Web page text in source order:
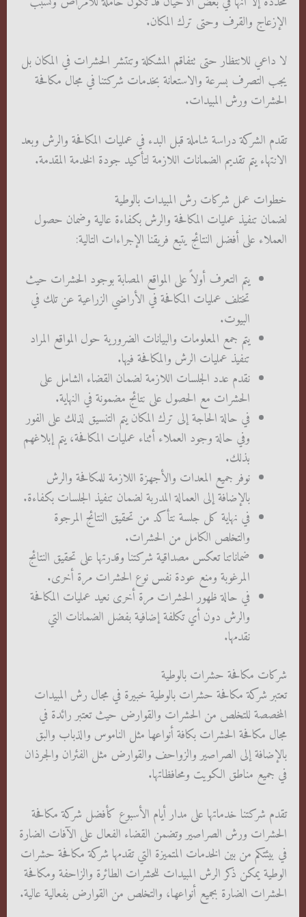
الإزعاج والقرف وحتى ترك المكان.
لا داعي للانتظار حتى تتفاقم المشكلة وتنتشر الحشرات في المكان بل
يجب التصرف بسرعة والاستعانة بخدمات شركتنا في مجال مكافحة
الحشرات ورش المبيدات.
تقدم الشركة دراسة شاملة قبل البدء في عمليات المكافحة والرش وبعد
الانتهاء يتم تقديم الضمانات اللازمة لتأكيد جودة الخدمة المقدمة.
خطوات عمل شركات رش المبيدات بالوطية
لضمان تنفيذ عمليات المكافحة والرش بكفاءة عالية وضمان حصول
العملاء على أفضل النتائج يتبع فريقنا الإجراءات التالية:
يتم التعرف أولاً على المواقع المصابة بوجود الحشرات حيث
تختلف عمليات المكافحة في الأراضي الزراعية عن تلك في
البيوت.
يتم جمع المعلومات والبيانات الضرورية حول المواقع المراد
تنفيذ عمليات الرش والمكافحة فيها.
نقدم عدد الجلسات اللازمة لضمان القضاء الشامل على
الحشرات مع الحصول على نتائج مضمونة في النهاية.
في حالة الحاجة إلى ترك المكان يتم التنسيق لذلك على الفور
وفي حالة وجود العملاء أثناء عمليات المكافحة، يتم إبلاغهم
بذلك.
نوفر جميع المعدات والأجهزة اللازمة للمكافحة والرش
بالإضافة إلى العمالة المدربة لضمان تنفيذ الجلسات بكفاءة.
في نهاية كل جلسة نتأكد من تحقيق النتائج المرجوة
والتخلص الكامل من الحشرات.
ضماناتنا تعكس مصداقية شركتنا وقدرتها على تحقيق النتائج
المرغوبة ومنع عودة نفس نوع الحشرات مرة أخرى.
في حالة ظهور الحشرات مرة أخرى نعيد عمليات المكافحة
والرش دون أي تكلفة إضافية بفضل الضمانات التي
نقدمها.
شركات مكافحة حشرات بالوطية
تعتبر شركة مكافحة حشرات بالوطية خبيرة في مجال رش المبيدات
المخصصة للتخلص من الحشرات والقوارض حيث تعتبر رائدة في
مجال مكافحة الحشرات بكافة أنواعها مثل الناموس والذباب والبق
بالإضافة إلى الصراصير والزواحف والقوارض مثل الفئران والجرذان
في جميع مناطق الكويت ومحافظاتها.
تقدم شركتنا خدماتها على مدار أيام الأسبوع كأفضل شركة مكافحة
الحشرات ورش الصراصير وتضمن القضاء الفعال على الآفات الضارة
في بيئتكم من بين الخدمات المتميزة التي تقدمها شركة مكافحة حشرات
الوطية يمكن ذكر الرش المبيدات للحشرات الطائرة والزاحفة ومكافحة
الحشرات الضارة بجميع أنواعها، والتخلص من القوارض بفعالية عالية.